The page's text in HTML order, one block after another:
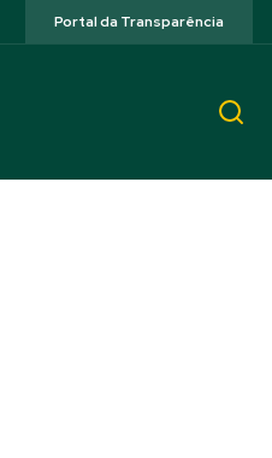
Portal da Transparência